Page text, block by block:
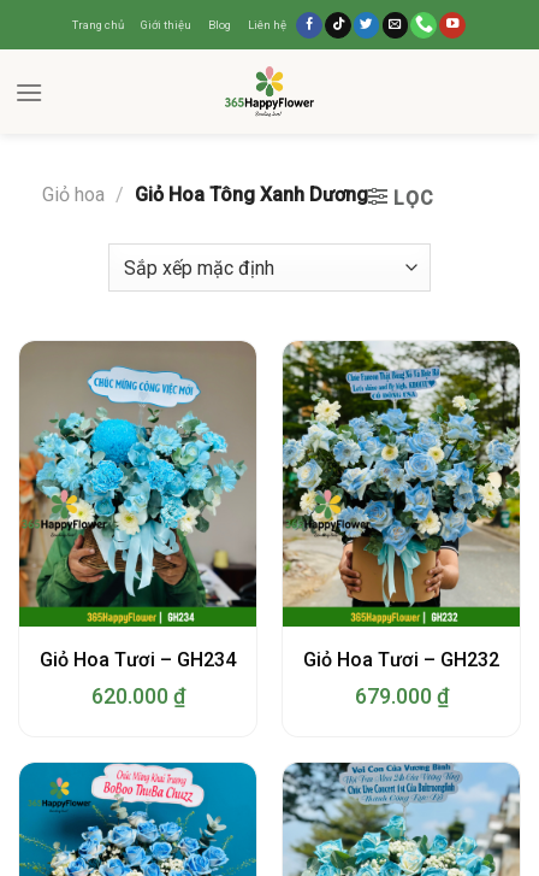
Trang chủ Giới thiệu Blog Liên hệ
Giỏ hoa / Giỏ Hoa Tông Xanh Dương LỌC
Giỏ Hoa Tươi – GH234
620.000 ₫
Giỏ Hoa Tươi – GH232
679.000 ₫